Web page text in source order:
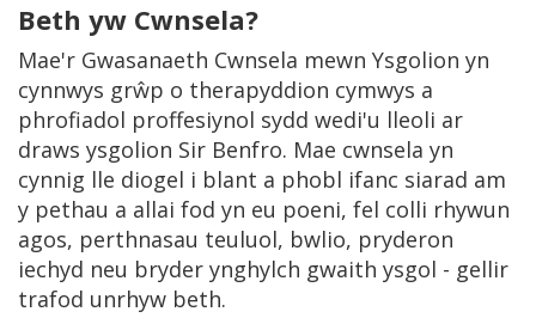
Beth yw Cwnsela?
Mae'r Gwasanaeth Cwnsela mewn Ysgolion yn
cynnwys grŵp o therapyddion cymwys a
phrofiadol proffesiynol sydd wedi'u lleoli ar
draws ysgolion Sir Benfro. Mae cwnsela yn
cynnig lle diogel i blant a phobl ifanc siarad am
y pethau a allai fod yn eu poeni, fel colli rhywun
agos, perthnasau teuluol, bwlio, pryderon
iechyd neu bryder ynghylch gwaith ysgol - gellir
trafod unrhyw beth.